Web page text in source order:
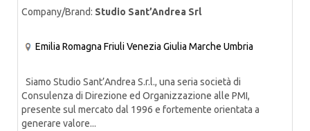
Company/Brand: Studio Sant’Andrea Srl
Emilia Romagna Friuli Venezia Giulia Marche Umbria
Siamo Studio Sant’Andrea S.r.l., una seria società di
Consulenza di Direzione ed Organizzazione alle PMI,
presente sul mercato dal 1996 e fortemente orientata a
generare valore...